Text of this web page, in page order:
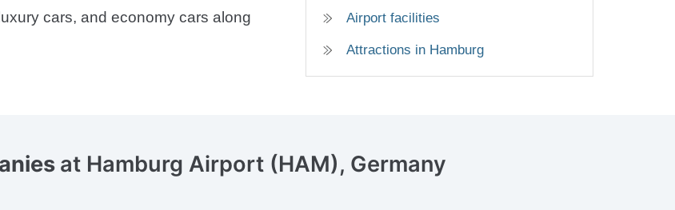
Airport facilities
Attractions in Hamburg
cars, and economy cars along
at Hamburg Airport (HAM), Germany